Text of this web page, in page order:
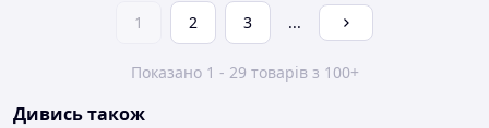
1 2 3 ...
Показано 1 - 29 товарів з 100+
Дивись також